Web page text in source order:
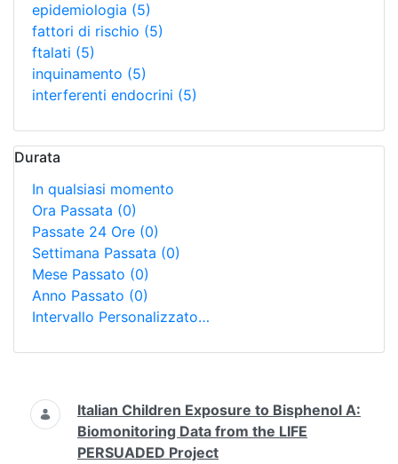
epidemiologia (5)
fattori di rischio (5)
ftalati (5)
inquinamento (5)
interferenti endocrini (5)
Durata
In qualsiasi momento
Ora Passata (0)
Passate 24 Ore (0)
Settimana Passata (0)
Mese Passato (0)
Anno Passato (0)
Intervallo Personalizzato…
Ricerca
Italian Children Exposure to Bisphenol A:
Biomonitoring Data from the LIFE
PERSUADED Project